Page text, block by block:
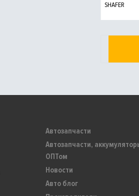
SHAFER
Автозапчасти
Автозапчасти,
ОПТом
Новости
Авто блог